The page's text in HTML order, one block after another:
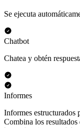
Se ejecuta
Chatbot
Chatea y obtén
Informes
Informes estructurados
Combina los